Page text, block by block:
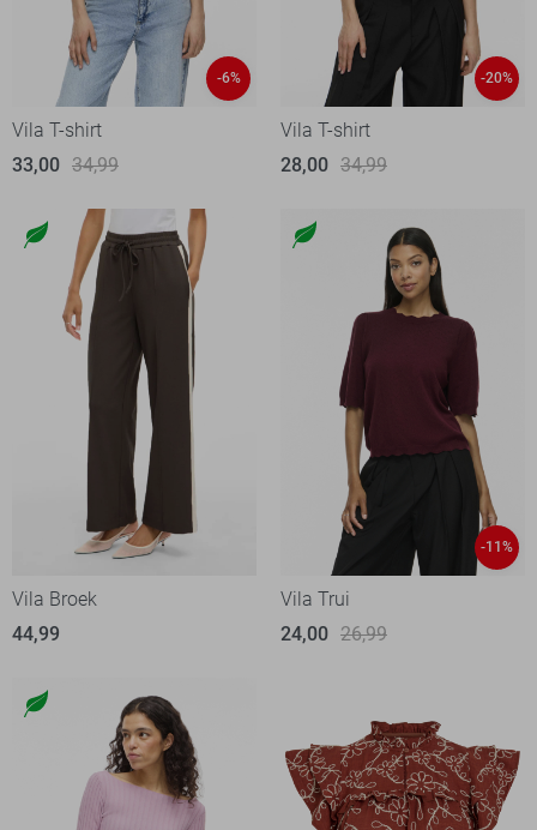
-6%
Vila T-shirt
33,00 34,99
-20%
Vila T-shirt
28,00 34,99
Vila Broek
44,99
-11%
Vila Trui
24,00 26,99